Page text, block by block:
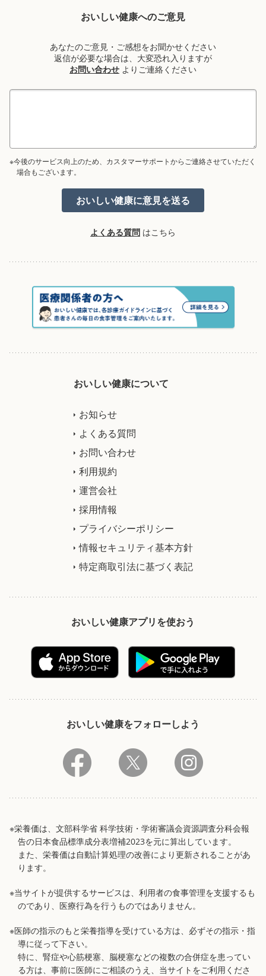
おいしい健康へのご意見
あなたのご意見・ご感想をお聞かせください
返信が必要な場合は、大変恐れ入りますが
お問い合わせ よりご連絡ください
※今後のサービス向上のため、カスタマーサポートからご連絡させていただく
場合もございます。
よくある質問 はこちら
おいしい健康について
お知らせ
よくある質問
お問い合わせ
利用規約
運営会社
採用情報
プライバシーポリシー
情報セキュリティ基本方針
特定商取引法に基づく表記
おいしい健康アプリを使おう
おいしい健康をフォローしよう
※栄養価は、文部科学省 科学技術・学術審議会資源調査分科会報
告の日本食品標準成分表増補2023を元に算出しています。
また、栄養価は自動計算処理の改善により更新されることがあ
ります。
※当サイトが提供するサービスは、利用者の食事管理を支援するも
のであり、医療行為を行うものではありません。
※医師の指示のもと栄養指導を受けている方は、必ずその指示・指
導に従って下さい。
特に、腎症や心筋梗塞、脳梗塞などの複数の合併症を患ってい
る方は、事前に医師にご相談のうえ、当サイトをご利用くださ